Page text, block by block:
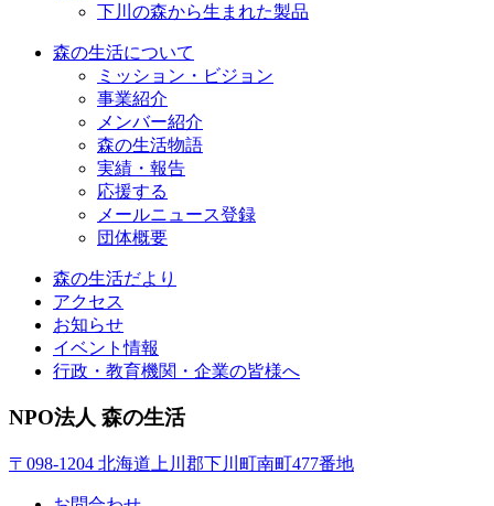
下川の森から生まれた製品
森の生活について
ミッション・ビジョン
事業紹介
メンバー紹介
森の生活物語
実績・報告
応援する
メールニュース登録
団体概要
森の生活だより
アクセス
お知らせ
イベント情報
行政・教育機関・企業の皆様へ
NPO法人 森の生活
〒098-1204 北海道上川郡下川町南町477番地